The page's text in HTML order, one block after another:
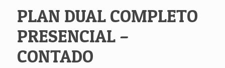
PLAN DUAL COMPLETO
PRESENCIAL –
CONTADO